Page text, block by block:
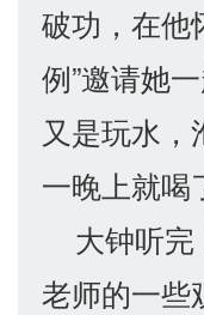
破功，在他
例”邀请她
又是玩水，
一晚上就喝
大钟听完
老师的一些